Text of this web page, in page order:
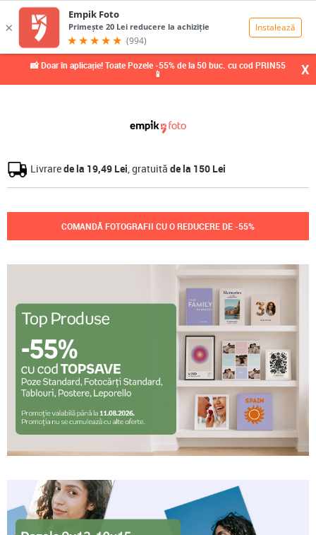
📸 Doar în aplicație! Toate Pozele -55% de la 50 buc. cu cod PRIN55
📱 X
Livrarede la 19,49 Lei , gratuită de la 150 Lei
COMANDĂ FOTOGRAFII CU O REDUCERE DE -55%